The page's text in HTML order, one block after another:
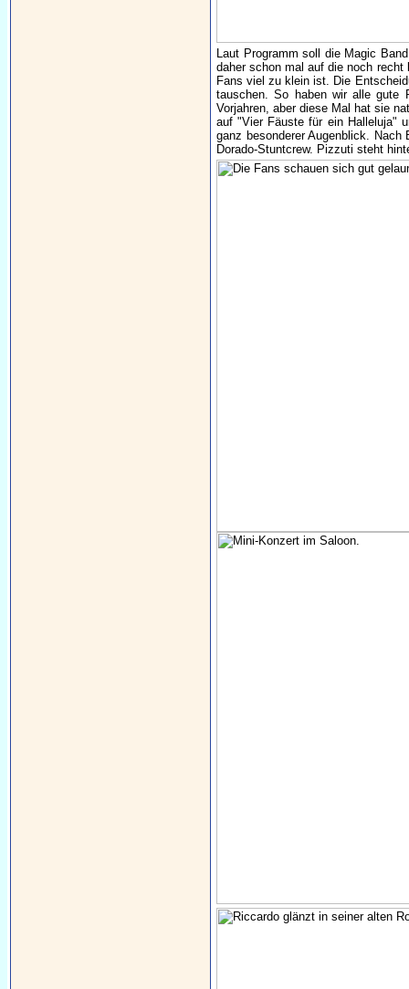
Laut Programm soll die Magic
daher schon mal auf die noch
Fans viel zu klein ist. Die
tauschen. So haben wir alle gute
Vorjahren, aber diese Mal hat sie
auf "Vier Fäuste für ein Halleluja"
ganz besonderer Augenblick.
Dorado-Stuntcrew. Pizzuti steht